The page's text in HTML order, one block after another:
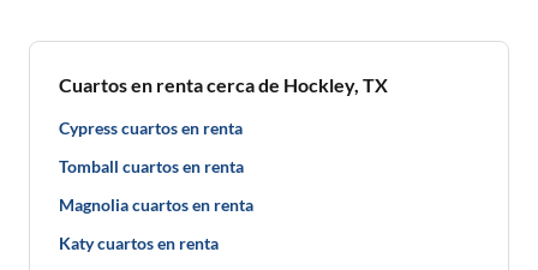
Cuartos en renta cerca de Hockley, TX
Cypress cuartos en renta
Tomball cuartos en renta
Magnolia cuartos en renta
Katy cuartos en renta